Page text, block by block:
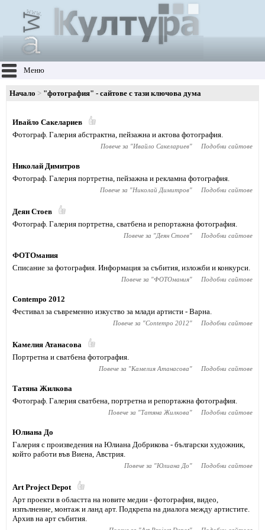
Меню
Начало "фотография" - сайтове с тази ключова дума
Ивайло Сакелариев
Фотограф. Галерия абстрактна, пейзажна и актова фотография.
Повече за "Ивайло Сакелариев" Подобни сайтове
Николай Димитров
Фотограф. Галерия портретна, пейзажна и рекламна фотография.
Повече за "Николай Димитров" Подобни сайтове
Деян Стоев
Фотограф. Галерия портретна, сватбена и репортажна фотография.
Повече за "Деян Стоев" Подобни сайтове
ФОТОмания
Списание за фотография. Информация за събития, изложби и конкурси.
Повече за "ФОТОмания" Подобни сайтове
Contempo 2012
Фестивал за съвременно изкуство за млади артисти - Варна.
Повече за "Contempo 2012" Подобни сайтове
Камелия Атанасова
Портретна и сватбена фотография.
Повече за "Камелия Атанасова" Подобни сайтове
Татяна Жилкова
Фотограф. Галерия сватбена, портретна и репортажна фотография.
Повече за "Татяна Жилкова" Подобни сайтове
Юлиана До
Галерия с произведения на Юлиана Добрикова - български художник,
който работи във Виена, Австрия.
Повече за "Юлиана До" Подобни сайтове
Art Project Depot
Арт проекти в областта на новите медии - фотография, видео,
изпълнение, монтаж и ланд арт. Подкрепа на диалога между артистите.
Архив на арт събития.